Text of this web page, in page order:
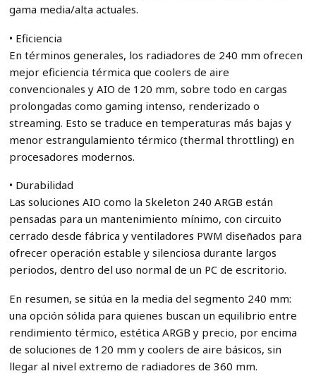
gama media/alta actuales.
• Eficiencia
En términos generales, los radiadores de 240 mm ofrecen
mejor eficiencia térmica que coolers de aire
convencionales y AIO de 120 mm, sobre todo en cargas
prolongadas como gaming intenso, renderizado o
streaming. Esto se traduce en temperaturas más bajas y
menor estrangulamiento térmico (thermal throttling) en
procesadores modernos.
• Durabilidad
Las soluciones AIO como la Skeleton 240 ARGB están
pensadas para un mantenimiento mínimo, con circuito
cerrado desde fábrica y ventiladores PWM diseñados para
ofrecer operación estable y silenciosa durante largos
periodos, dentro del uso normal de un PC de escritorio.
En resumen, se sitúa en la media del segmento 240 mm:
una opción sólida para quienes buscan un equilibrio entre
rendimiento térmico, estética ARGB y precio, por encima
de soluciones de 120 mm y coolers de aire básicos, sin
llegar al nivel extremo de radiadores de 360 mm.